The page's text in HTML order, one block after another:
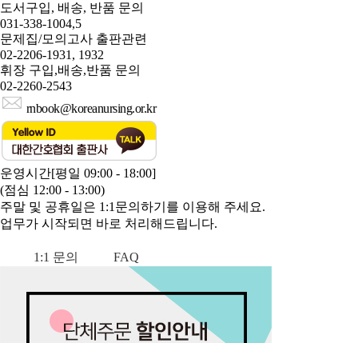
도서구입, 배송, 반품 문의
031-338-1004,5
문제집/모의고사 출판관련
02-2206-1931, 1932
휘장 구입,배송,반품 문의
02-2260-2543
rnbook@koreanursing.or.kr
운영시간[평일 09:00 - 18:00]
(점심 12:00 - 13:00)
주말 및 공휴일은 1:1문의하기를 이용해 주세요.
업무가 시작되면 바로 처리해드립니다.
1:1 문의 FAQ